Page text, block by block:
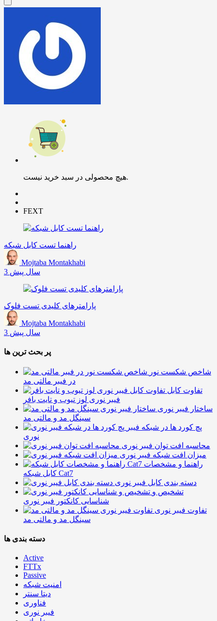
هیچ محصولی در سبد خرید نیست.
FEXT
راهنما تست کابل شبکه
Mojtaba Montakhabi
3 سال پیش
پارامترهای کلیدی تست فلوک
Mojtaba Montakhabi
3 سال پیش
پر بحث ترین ها
شاخص شکست نور
در فیبر مالتی مد
تفاوت کابل
فیبر نوری لوز تیوب و تایت بافر
ساختار فیبر نوری
سینگل مد و مالتی مد
پچ کورد ها در شبکه فیبر
نوری
محاسبه افت توان فیبر نوری
میزان افت شبکه فیبر نوری
راهنما و مشخصات
کابل شبکه Cat7
دسته بندی کابل فیبر نوری
تشخیص و
شناسایی کانکتور فیبر نوری
تفاوت فیبر نوری
سینگل مد و مالتی مد
دسته بندی ها
Active
FTTx
Passive
امنیت شبکه
دیتا سنتر
فناوری
فیبر نوری